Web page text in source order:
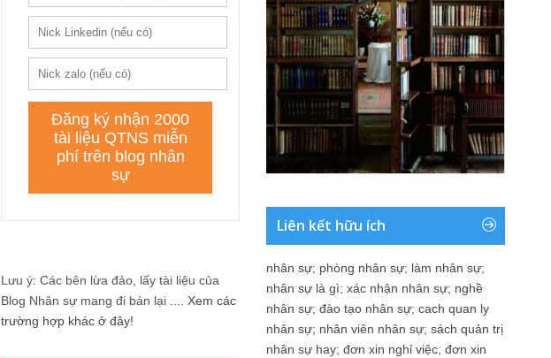
Lưu ý: Các bên lừa đảo, lấy tài liệu của
Blog Nhân sự mang đi bán lại .... Xem các
trường hợp khác ở đây!
Liên kết hữu ích
nhân sự; phòng nhân sự; làm nhân sự;
nhân sự là gì; xác nhận nhân sự; nghề
nhân sự; đào tạo nhân sự; cach quan ly
nhân sự; nhân viên nhân sự; sách quản trị
nhân sự hay; đơn xin nghỉ việc; đơn xin